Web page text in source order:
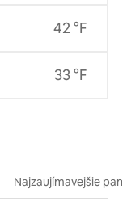
42 °F
33 °F
Najzaujímavejšie